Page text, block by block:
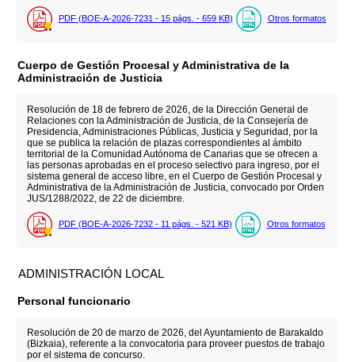
PDF (BOE-A-2026-7231 - 15 págs. - 659 KB) Otros formatos
Cuerpo de Gestión Procesal y Administrativa de la
Administración de Justicia
Resolución de 18 de febrero de 2026, de la Dirección General de
Relaciones con la Administración de Justicia, de la Consejería de
Presidencia, Administraciones Públicas, Justicia y Seguridad, por la
que se publica la relación de plazas correspondientes al ámbito
territorial de la Comunidad Autónoma de Canarias que se ofrecen a
las personas aprobadas en el proceso selectivo para ingreso, por el
sistema general de acceso libre, en el Cuerpo de Gestión Procesal y
Administrativa de la Administración de Justicia, convocado por Orden
JUS/1288/2022, de 22 de diciembre.
PDF (BOE-A-2026-7232 - 11 págs. - 521 KB) Otros formatos
ADMINISTRACIÓN LOCAL
Personal funcionario
Resolución de 20 de marzo de 2026, del Ayuntamiento de Barakaldo
(Bizkaia), referente a la convocatoria para proveer puestos de trabajo
por el sistema de concurso.